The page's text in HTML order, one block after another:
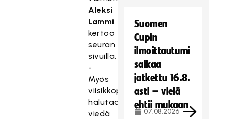
Aleksi
Lammi
kertoo
seuran
sivuilla.
-
Myös
viisikkopelaamista
halutaan
viedä
Suomen
Cupin
ilmoittautumi
saikaa
jatkettu 16.8.
asti – vielä
ehtii mukaan
07.08.2026